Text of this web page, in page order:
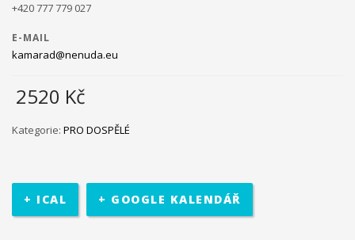
metoda Snozelen v multisenzorické místnosti.
kteří jsou znevýhodněného i běžného prostředí.
účastníci seznámí se základními informace o projektu. Poté
bude jejich úkolem najít a definovat lokální problém a pracovat
+420 777 779 027
E-MAIL
kamarad@nenuda.eu
2520 Kč
Kategorie: PRO DOSPĚLÉ
+ ICAL + GOOGLE KALENDÁŘ